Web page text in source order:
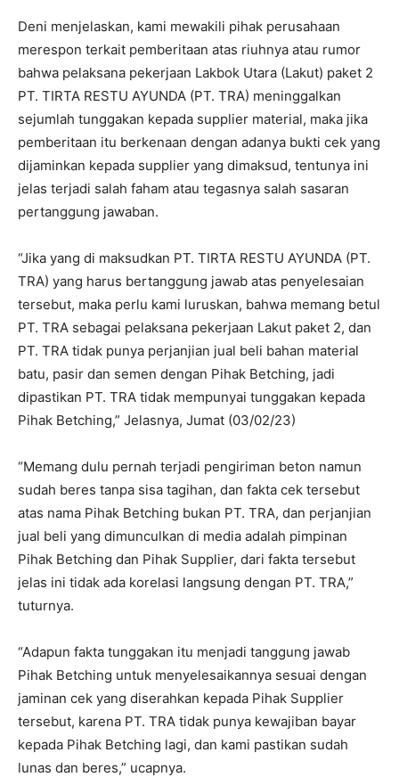
Deni menjelaskan, kami mewakili pihak perusahaan
merespon terkait pemberitaan atas riuhnya atau rumor
bahwa pelaksana pekerjaan Lakbok Utara (Lakut) paket 2
PT. TIRTA RESTU AYUNDA (PT. TRA) meninggalkan
sejumlah tunggakan kepada supplier material, maka jika
pemberitaan itu berkenaan dengan adanya bukti cek yang
dijaminkan kepada supplier yang dimaksud, tentunya ini
jelas terjadi salah faham atau tegasnya salah sasaran
pertanggung jawaban.
“Jika yang di maksudkan PT. TIRTA RESTU AYUNDA (PT.
TRA) yang harus bertanggung jawab atas penyelesaian
tersebut, maka perlu kami luruskan, bahwa memang betul
PT. TRA sebagai pelaksana pekerjaan Lakut paket 2, dan
PT. TRA tidak punya perjanjian jual beli bahan material
batu, pasir dan semen dengan Pihak Betching, jadi
dipastikan PT. TRA tidak mempunyai tunggakan kepada
Pihak Betching,” Jelasnya, Jumat (03/02/23)
“Memang dulu pernah terjadi pengiriman beton namun
sudah beres tanpa sisa tagihan, dan fakta cek tersebut
atas nama Pihak Betching bukan PT. TRA, dan perjanjian
jual beli yang dimunculkan di media adalah pimpinan
Pihak Betching dan Pihak Supplier, dari fakta tersebut
jelas ini tidak ada korelasi langsung dengan PT. TRA,”
tuturnya.
“Adapun fakta tunggakan itu menjadi tanggung jawab
Pihak Betching untuk menyelesaikannya sesuai dengan
jaminan cek yang diserahkan kepada Pihak Supplier
tersebut, karena PT. TRA tidak punya kewajiban bayar
kepada Pihak Betching lagi, dan kami pastikan sudah
lunas dan beres,” ucapnya.